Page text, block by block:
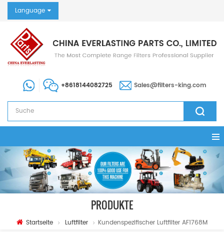
Language
+8618144082725 Sales@filters-king.com
PRODUKTE
Startseite Luftfilter Kundenspezifischer Luftfilter AF1768M